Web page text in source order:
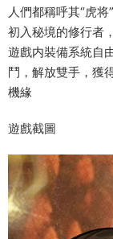
人們都稱呼其“虎
初入秘境的修行者
遊戲内裝備系統自
鬥，解放雙手，獲
機緣
遊戲截圖